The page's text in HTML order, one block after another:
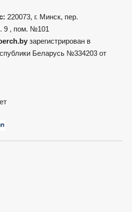
220073, г. Минск, пер.
9 , пом. №101
зарегистрирован в
Беларусь №334203 от